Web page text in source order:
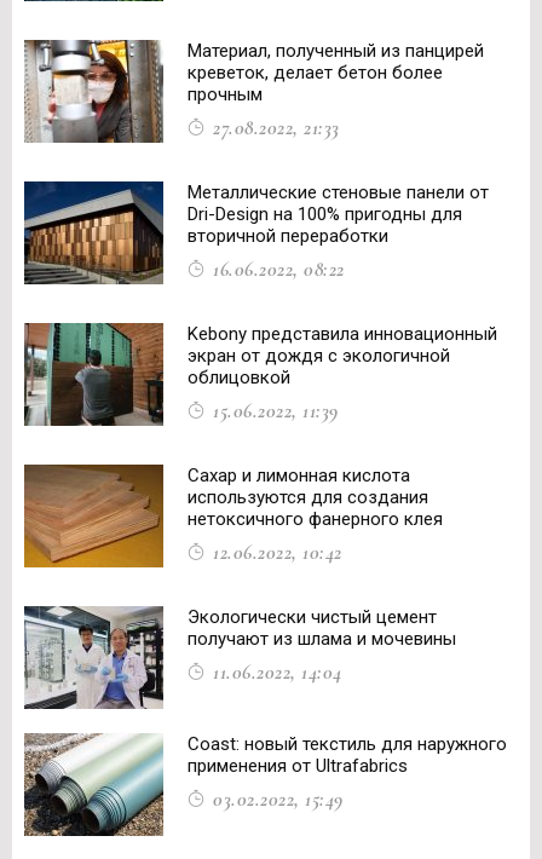
Материал, полученный из панцирей
креветок, делает бетон более
прочным
27.08.2022, 21:33
Металлические стеновые панели от
Dri-Design на 100% пригодны для
вторичной переработки
16.06.2022, 08:22
Kebony представила инновационный
экран от дождя с экологичной
облицовкой
15.06.2022, 11:39
Сахар и лимонная кислота
используются для создания
нетоксичного фанерного клея
12.06.2022, 10:42
Экологически чистый цемент
получают из шлама и мочевины
11.06.2022, 14:04
Coast: новый текстиль для наружного
применения от Ultrafabrics
03.02.2022, 15:49